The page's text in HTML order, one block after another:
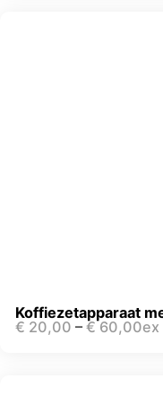
Koffiezetapparaat
€ 20,00 – €60,00ex